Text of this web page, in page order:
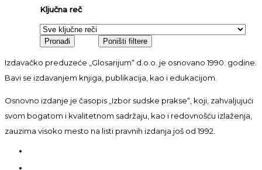
Ključna reč
Izdavačko preduzeće „Glosarijum“ d.o.o. je osnovano 1990. godine.
Bavi se izdavanjem knjiga, publikacija, kao i edukacijom.
Osnovno izdanje je časopis „Izbor sudske prakse“, koji, zahvaljujući
svom bogatom i kvalitetnom sadržaju, kao i redovnošću izlaženja,
zauzima visoko mesto na listi pravnih izdanja još od 1992.